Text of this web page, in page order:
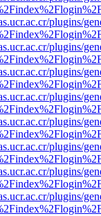
plugins/
plugins/
plugins/
plugins/
plugins/
plugins/
plugins/
plugins/